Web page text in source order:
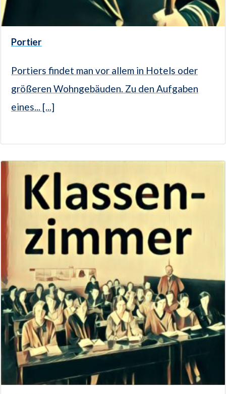
Portier
Portiers findet man vor allem in Hotels oder
größeren Wohngebäuden. Zu den Aufgaben
eines... [...]